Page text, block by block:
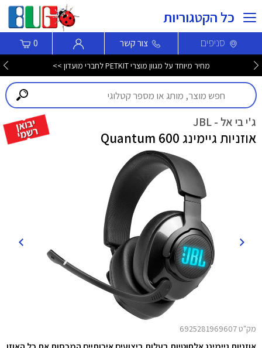
כל הקטגוריות
סניפים צור קשר 0
מחיר מיוחד על מגוון מוצרי PETKIT לחברי מועדון >>
ג'י בי אל - JBL
אוזניות גיימינג Quantum 600
מק"ט 6925281969607